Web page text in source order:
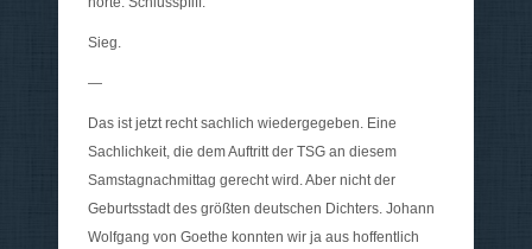
Sieg.
—
Das ist jetzt recht sachlich wiedergegeben. Eine
Sachlichkeit, die dem Auftritt der TSG an diesem
Samstagnachmittag gerecht wird. Aber nicht der
Geburtsstadt des größten deutschen Dichters. Johann
Wolfgang von Goethe konnten wir ja aus hoffentlich